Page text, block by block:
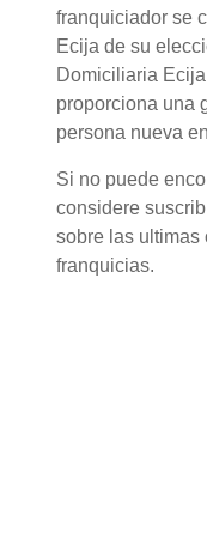
franquiciador se
Ecija de su
Domiciliaria
proporciona una
persona nueva
Si no puede
considere
sobre las ultimas
franquicias.